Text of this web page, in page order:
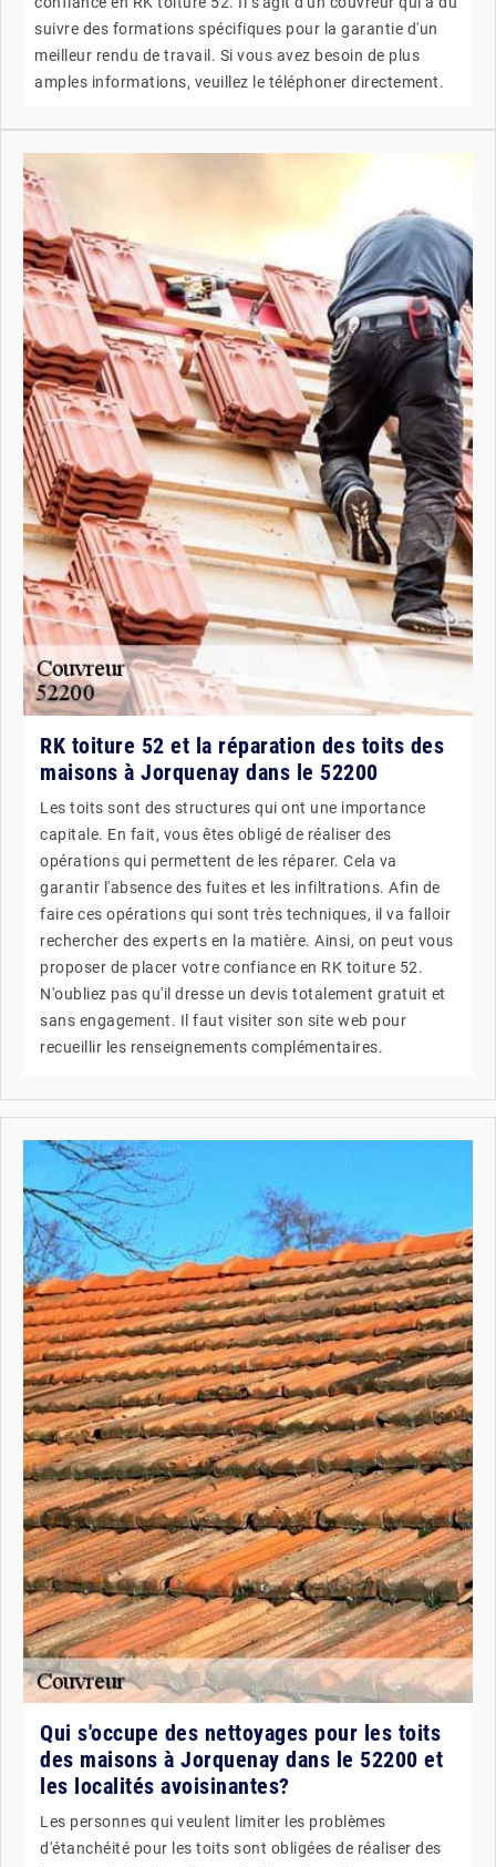
suivre des formations spécifiques pour la garantie d'un
meilleur rendu de travail. Si vous avez besoin de plus
amples informations, veuillez le téléphoner directement.
RK toiture 52 et la réparation des toits des
maisons à Jorquenay dans le 52200
Les toits sont des structures qui ont une importance
capitale. En fait, vous êtes obligé de réaliser des
opérations qui permettent de les réparer. Cela va
garantir l'absence des fuites et les infiltrations. Afin de
faire ces opérations qui sont très techniques, il va falloir
rechercher des experts en la matière. Ainsi, on peut vous
proposer de placer votre confiance en RK toiture 52.
N'oubliez pas qu'il dresse un devis totalement gratuit et
sans engagement. Il faut visiter son site web pour
recueillir les renseignements complémentaires.
Qui s'occupe des nettoyages pour les toits
des maisons à Jorquenay dans le 52200 et
les localités avoisinantes?
Les personnes qui veulent limiter les problèmes
d'étanchéité pour les toits sont obligées de réaliser des